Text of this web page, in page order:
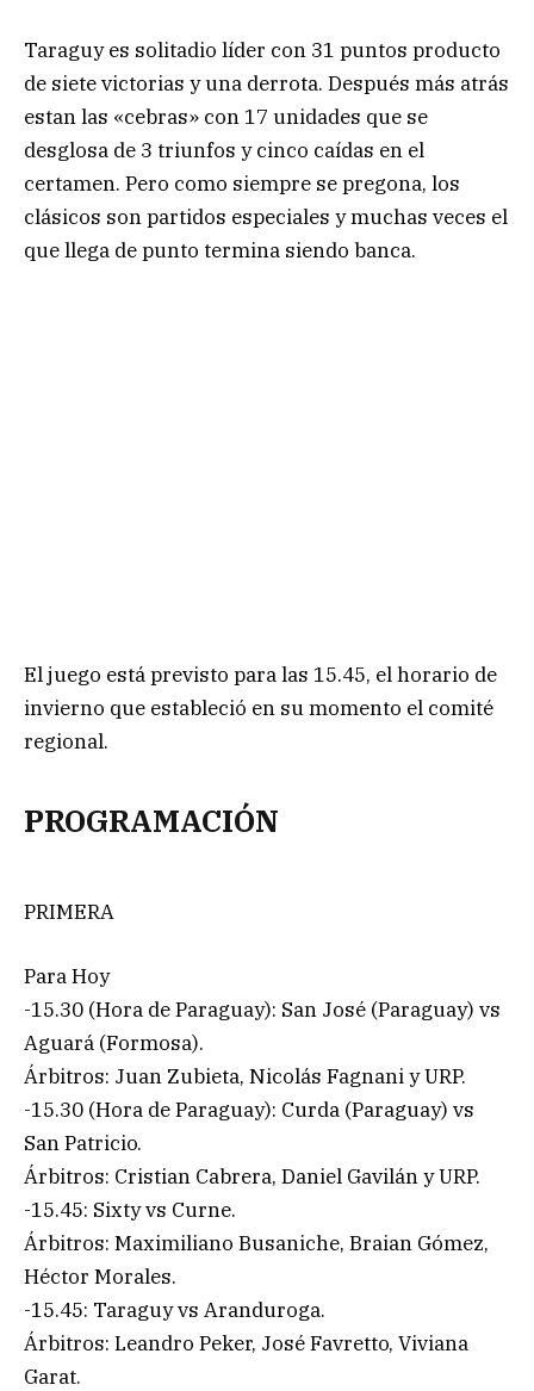
Taraguy es solitadio líder con 31 puntos producto
de siete victorias y una derrota. Después más atrás
estan las «cebras» con 17 unidades que se
desglosa de 3 triunfos y cinco caídas en el
certamen. Pero como siempre se pregona, los
clásicos son partidos especiales y muchas veces el
que llega de punto termina siendo banca.
El juego está previsto para las 15.45, el horario de
invierno que estableció en su momento el comité
regional.
PROGRAMACIÓN
PRIMERA
Para Hoy
-15.30 (Hora de Paraguay): San José (Paraguay) vs
Aguará (Formosa).
Árbitros: Juan Zubieta, Nicolás Fagnani y URP.
-15.30 (Hora de Paraguay): Curda (Paraguay) vs
San Patricio.
Árbitros: Cristian Cabrera, Daniel Gavilán y URP.
-15.45: Sixty vs Curne.
Árbitros: Maximiliano Busaniche, Braian Gómez,
Héctor Morales.
-15.45: Taraguy vs Aranduroga.
Árbitros: Leandro Peker, José Favretto, Viviana
Garat.